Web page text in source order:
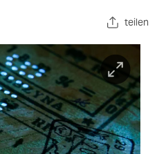
teilen